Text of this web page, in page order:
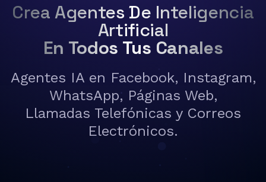
Crea Agentes De Inteligencia
Artificial
En Todos Tus Canales
Agentes IA en Facebook, Instagram,
WhatsApp, Páginas Web,
Llamadas Telefónicas y Correos
Electrónicos.